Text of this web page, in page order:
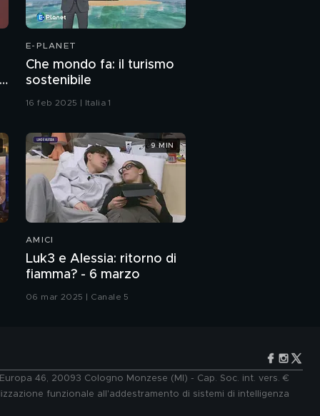
E-PLANET
Che mondo fa: il turismo
sostenibile
16 feb 2025 | Italia 1
AMICI
Luk3 e Alessia: ritorno di
fiamma? - 6 marzo
06 mar 2025 | Canale 5
9 MIN
46, 20093 Cologno Monzese (MI) - Cap. Soc. int. vers. €
funzionale all'addestramento di sistemi di intelligenza